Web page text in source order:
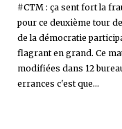
#CTM : ça sent fort la
pour ce deuxième tour
de la démocratie
flagrant en grand. Ce
modifiées dans 12
errances c'est que...